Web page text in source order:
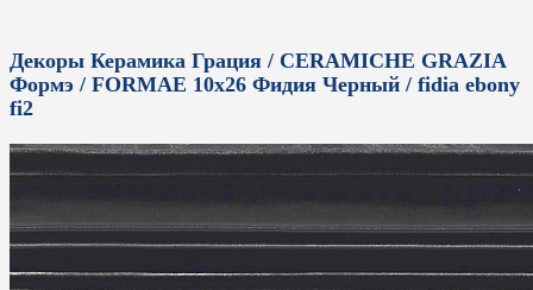
Декоры Керамика Грация / CERAMICHE GRAZIA
Формэ / FORMAE 10x26 Фидия Черный / fidia ebony
fi2